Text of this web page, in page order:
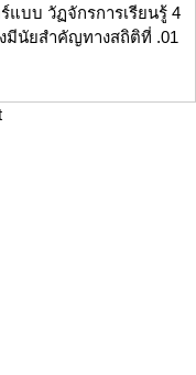
บบ วัฏจักรการเรียนรู้ 4
มีนัยสำคัญทางสถิติที่ .01